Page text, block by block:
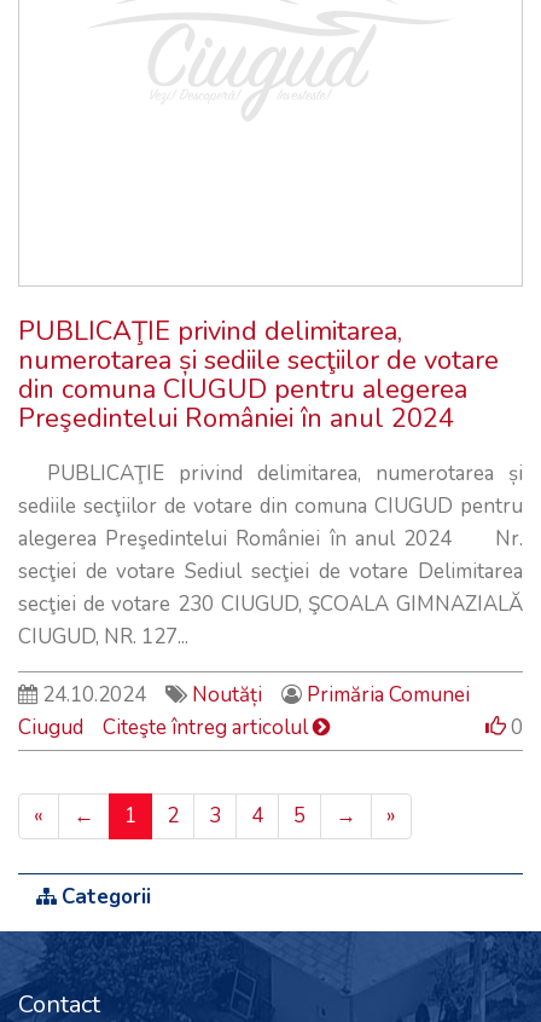
PUBLICAŢIE privind delimitarea,
numerotarea și sediile secţiilor de votare
din comuna CIUGUD pentru alegerea
Preşedintelui României în anul 2024
PUBLICAŢIE privind delimitarea, numerotarea și
sediile secţiilor de votare din comuna CIUGUD pentru
alegerea Preşedintelui României în anul 2024 Nr.
secţiei de votare Sediul secţiei de votare Delimitarea
secţiei de votare 230 CIUGUD, ŞCOALA GIMNAZIALĂ
CIUGUD, NR. 127...
24.10.2024 Noutăți
Primăria Comunei
Ciugud
Citeşte întreg articolul 0
« ← 1 2 3 4 5 → »
Categorii
Contact